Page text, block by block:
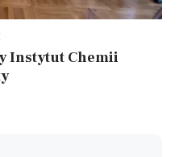
Instytut Chemii